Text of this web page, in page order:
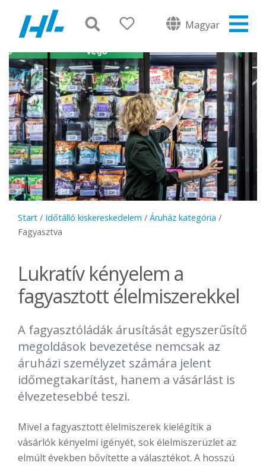
Magyar
Start / Időtálló kiskereskedelem / Áruház kategória /
Fagyasztva
Lukratív kényelem a
fagyasztott élelmiszerekkel
A fagyasztóládák árusítását egyszerűsítő
megoldások bevezetése nemcsak az
áruházi személyzet számára jelent
időmegtakarítást, hanem a vásárlást is
élvezetesebbé teszi.
Mivel a fagyasztott élelmiszerek kielégítik a
vásárlók kényelmi igényét, sok élelmiszerüzlet az
elmúlt években bővítette a választékot. A hosszú